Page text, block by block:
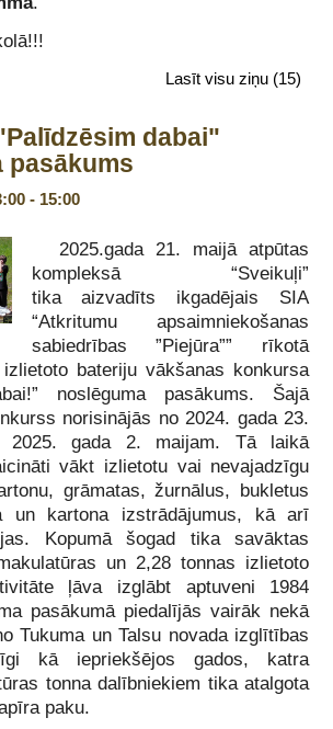
Lasīt visu ziņu (15)
dabai"
pasākums
- 15:00
2025.gada 21. maijā atpūtas
kompleksā “Sveikuļi”
tika aizvadīts ikgadējais SIA
“Atkritumu apsaimniekošanas
sabiedrības ”Piejūra”” rīkotā
bateriju vākšanas konkursa
noslēguma pasākums. Šajā
norisinājās no 2024. gada 23.
2025. gada 2. maijam. Tā laikā
vākt izlietotu vai nevajadzīgu
grāmatas, žurnālus, bukletus
un kartona izstrādājumus, kā arī
Kopumā šogad tika savāktas
un 2,28 tonnas izlietoto
ļāva izglābt aptuveni 1984
pasākumā piedalījās vairāk nekā
Tukuma un Talsu novada izglītības
kā iepriekšējos gados, katra
tonna dalībniekiem tika atalgota
paku.